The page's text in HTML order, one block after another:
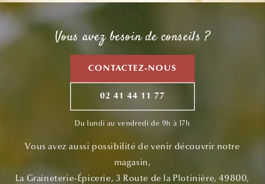
Vous avez besoin de conseils ?
CONTACTEZ-NOUS
02 41 44 11 77
Du lundi au vendredi de 9h à 17h
Vous avez aussi possibilité de venir découvrir notre
magasin,
La Graineterie-Épicerie, 3 Route de la Plotinière, 49800,